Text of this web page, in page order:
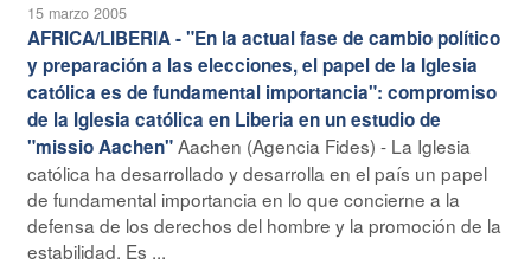
15 marzo 2005
AFRICA/LIBERIA - "En la actual fase de cambio político
y preparación a las elecciones, el papel de la Iglesia
católica es de fundamental importancia": compromiso
de la Iglesia católica en Liberia en un estudio de
"missio Aachen"Aachen (Agencia Fides) - La Iglesia
católica ha desarrollado y desarrolla en el país un papel
de fundamental importancia en lo que concierne a la
defensa de los derechos del hombre y la promoción de la
estabilidad. Es ...